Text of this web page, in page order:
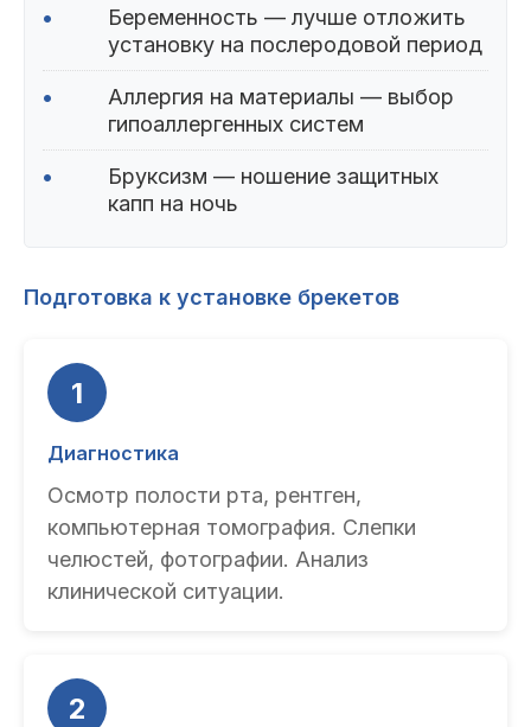
•
Беременность — лучше отложить
установку на послеродовой период
•
Аллергия на материалы — выбор
гипоаллергенных систем
•
Бруксизм — ношение защитных
капп на ночь
Подготовка к установке брекетов
1
Диагностика
Осмотр полости рта, рентген,
компьютерная томография. Слепки
челюстей, фотографии. Анализ
клинической ситуации.
2